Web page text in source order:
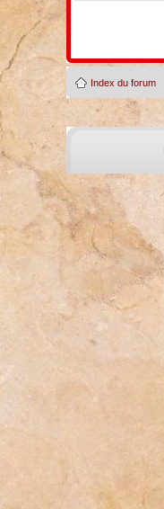
Index du forum